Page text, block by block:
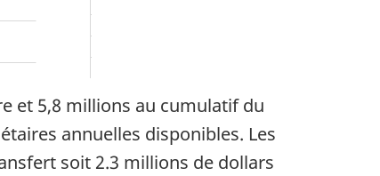
et 5,8 millions au cumulatif du
annuelles disponibles. Les
soit 2.3 millions de dollars